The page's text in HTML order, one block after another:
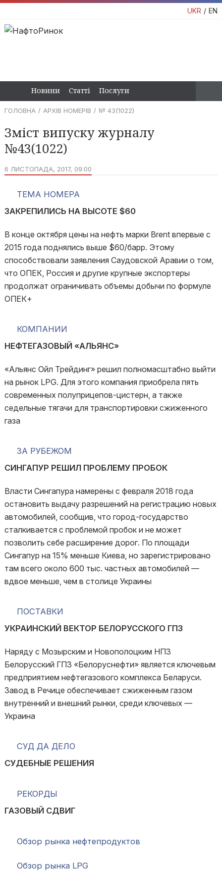
UKR EN
Новини Статті Послуги
ГОЛОВНА АРХІВ НОМЕРІВ № 43(1022)
Зміст випуску журналу
№43(1022)
6 ЛИСТОПАДА, 2017, 09:00
ТЕМА НОМЕРА
ЗАКРЕПИЛИСЬ НА ВЫСОТЕ $60
В конце октября цены на нефть марки Brent впервые с
2015 года поднялись выше $60/барр. Этому
способствовали заявления Саудовской Аравии о том,
что ОПЕК, Россия и другие крупные экспортеры
продолжат ограничивать объемы добычи по формуле
ОПЕК+
КОМПАНИИ
НЕФТЕГАЗОВЫЙ «АЛЬЯНС»
«Альянс Ойл Трейдинг» решил полномасштабно выйти
на рынок LPG. Для этого компания приобрела пять
современных полуприцепов-цистерн, а также
седельные тягачи для транспортировки сжиженного
газа
ЗА РУБЕЖОМ
СИНГАПУР РЕШИЛ ПРОБЛЕМУ ПРОБОК
Власти Сингапура намерены с февраля 2018 года
остановить выдачу разрешений на регистрацию новых
автомобилей, сообщив, что город-государство
сталкивается с проблемой пробок и не может
позволить себе расширение дорог. По площади
Сингапур на 15% меньше Киева, но зарегистрировано
там всего около 600 тыс. частных автомобилей —
вдвое меньше, чем в столице Украины
ПОСТАВКИ
УКРАИНСКИЙ ВЕКТОР БЕЛОРУССКОГО ГПЗ
Наряду с Мозырским и Новополоцким НПЗ
Белорусский ГПЗ «Белоруснефти» является ключевым
предприятием нефтегазового комплекса Беларуси.
Завод в Речице обеспечивает сжиженным газом
внутренний и внешний рынки, среди ключевых —
Украина
СУД ДА ДЕЛО
СУДЕБНЫЕ РЕШЕНИЯ
РЕКОРДЫ
ГАЗОВЫЙ СДВИГ
Обзор рынка нефтепродуктов
Обзор рынка LPG